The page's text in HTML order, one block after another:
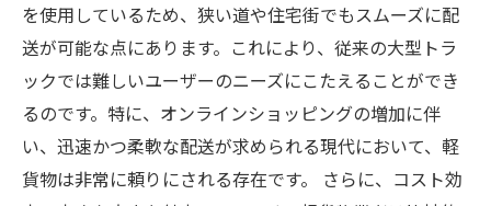
を使用しているため、狭い道や住宅街でもスムーズに配
送が可能な点にあります。これにより、従来の大型トラ
ックでは難しいユーザーのニーズにこたえることができ
るのです。特に、オンラインショッピングの増加に伴
い、迅速かつ柔軟な配送が求められる現代において、軽
貨物は非常に頼りにされる存在です。 さらに、コスト効